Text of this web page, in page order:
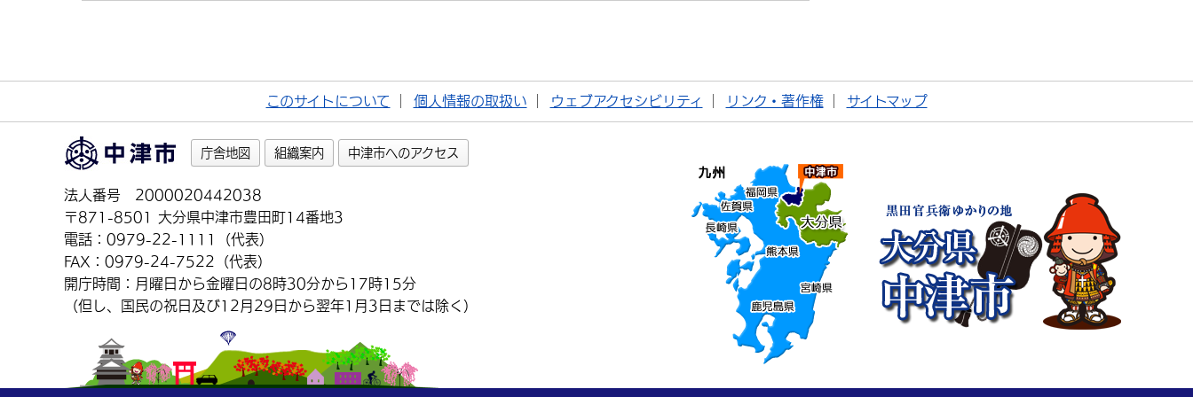
このサイトについて 個人情報の取扱い ウェブアクセシビリティ リンク・著作権 サイトマップ
庁舎地図 組織案内 中津市へのアクセス
法人番号 2000020442038
〒871-8501 大分県中津市豊田町14番地3
電話：0979-22-1111（代表）
FAX：0979-24-7522（代表）
開庁時間：月曜日から金曜日の8時30分から17時15分
（但し、国民の祝日及び12月29日から翌年1月3日までは除く）